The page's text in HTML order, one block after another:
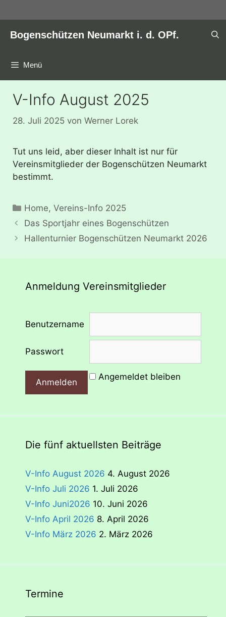
Inhalt
springen
Bogenschützen Neumarkt i. d. OPf.
Menü
V-Info August 2025
28. Juli 2025 von Werner Lorek
Tut uns leid, aber dieser Inhalt ist nur für
Vereinsmitglieder der Bogenschützen Neumarkt
bestimmt.
Kategorien
Home,Vereins-Info 2025
Das Sportjahr eines Bogenschützen
Hallenturnier Bogenschützen Neumarkt 2026
Anmeldung Vereinsmitglieder
Benutzername
Passwort
Angemeldet bleiben
Die fünf aktuellsten Beiträge
V-Info August 2026 4. August 2026
V-Info Juli 2026 1. Juli 2026
V-Info Juni2026 10. Juni 2026
V-Info April 2026 8. April 2026
V-Info März 2026 2. März 2026
Termine